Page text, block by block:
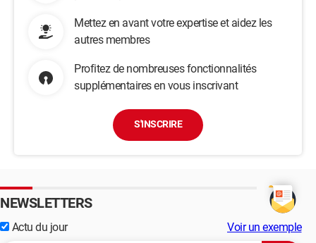
Mettez en avant votre expertise et aidez les
autres membres
Profitez de nombreuses fonctionnalités
supplémentaires en vous inscrivant
S'INSCRIRE
NEWSLETTERS
Actu du jour Voir un exemple